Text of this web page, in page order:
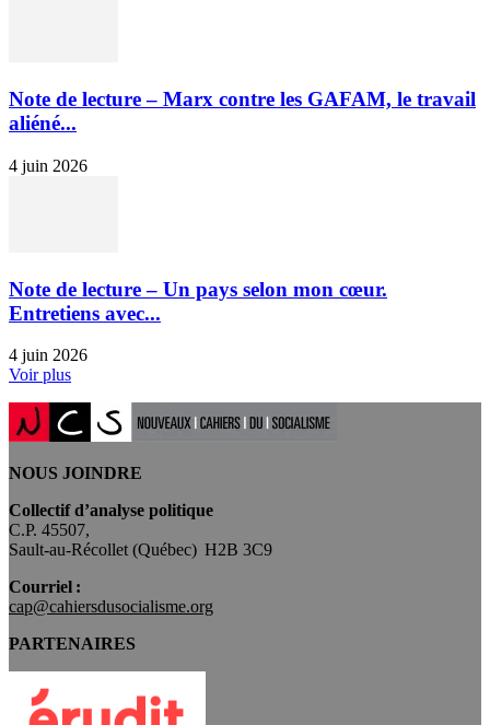
Note de lecture – Marx contre les GAFAM, le travail
aliéné...
4 juin 2026
Note de lecture – Un pays selon mon cœur.
Entretiens avec...
4 juin 2026
Voir plus
NOUS JOINDRE
Collectif d’analyse politique
C.P. 45507,
Sault-au-Récollet (Québec) H2B 3C9
Courriel :
cap@cahiersdusocialisme.org
PARTENAIRES